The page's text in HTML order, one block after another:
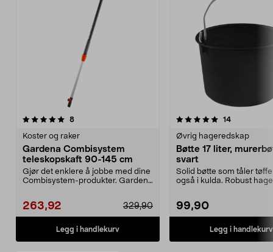
8anmeldelser
Koster og raker
Gardena Combisystem
teleskopskaft 90-145 cm
Gjør det enklere å jobbe med dine
Combisystem-produkter. Gardena
263,92 329,90
Legg i handlekurv
5.0 av 5 stjerner 14anmeldelser
Øvrig hageredskap
Bøtte 17 liter,
svart
Solid bøtte som tåler
også i kulda. Robust
99,90
Legg i handlekurv
4.5 av 5 stjerner